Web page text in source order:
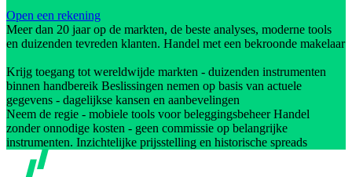
Open een rekening
Meer dan 20 jaar op de markten, de beste analyses, moderne tools
en duizenden tevreden klanten. Handel met een bekroonde makelaar
Krijg toegang tot wereldwijde markten - duizenden instrumenten
binnen handbereik Beslissingen nemen op basis van actuele
gegevens - dagelijkse kansen en aanbevelingen
Neem de regie - mobiele tools voor beleggingsbeheer Handel
zonder onnodige kosten - geen commissie op belangrijke
instrumenten. Inzichtelijke prijsstelling en historische spreads